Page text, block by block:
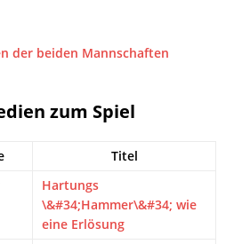
der beiden Mannschaften
zum Spiel
Titel
Hartungs
\&#34;Hammer\&#34; wie
eine Erlösung